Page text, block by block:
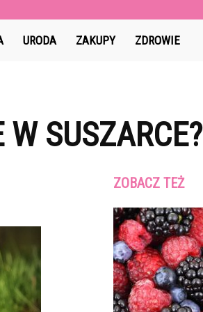
URODA ZAKUPY ZDROWIE
SUSZARCE?
ZOBACZ TEŻ